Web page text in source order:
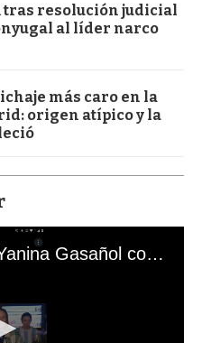
tras resolución judicial
al líder narco
más caro en la
origen atípico y la
El mal momento de Yanina Gasañol con un hincha argentino en "Subrayado"